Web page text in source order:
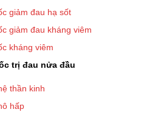
giảm đau hạ sốt
giảm đau kháng viêm
kháng viêm
trị đau nửa đầu
thần kinh
hấp